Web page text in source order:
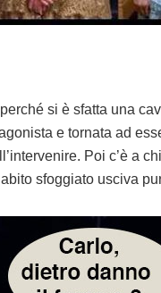
si è sfatta una
e tornata ad
Poi c’è a
sfoggiato usciva